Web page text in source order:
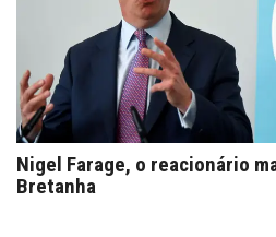
Nigel Farage, o reacionário
Bretanha